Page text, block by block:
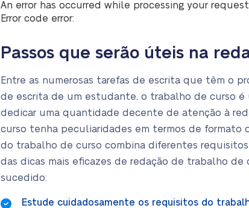
An error has occurred while processing your
Error code error:
Passos que serão úteis na
Entre as numerosas tarefas de escrita que têm o
de escrita de um estudante, o trabalho de curso
dedicar uma quantidade decente de atenção à
curso tenha peculiaridades em termos de formato
do trabalho de curso combina diferentes
das dicas mais eficazes de redação de trabalho
sucedido:
Estude cuidadosamente os requisitos do